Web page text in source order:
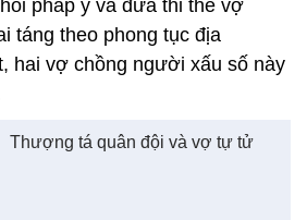
pháp y và đưa thi thể vợ
táng theo phong tục địa
hai vợ chồng người xấu số này
Thượng tá quân đội và vợ tự tử